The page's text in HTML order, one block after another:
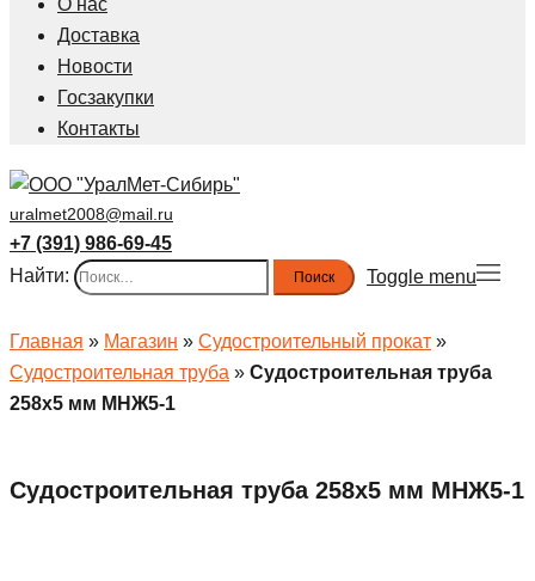
О нас
Доставка
Новости
Госзакупки
Контакты
uralmet2008@mail.ru
+7 (391) 986-69-45
Найти:
Toggle menu
Главная » Магазин » Судостроительный прокат »
Судостроительная труба » Судостроительная труба
258х5 мм МНЖ5-1
Судостроительная труба 258х5 мм МНЖ5-1